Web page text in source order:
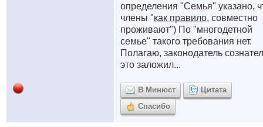
определения "Семья" указано,
члены "как правило, совместно
проживают") По "многодетной
семье" такого требования нет.
Полагаю, законодатель
это заложил...
В Минюст
Цитата
Спасибо